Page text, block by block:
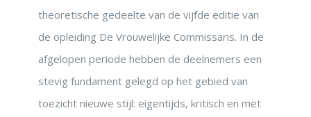
theoretische gedeelte van de vijfde editie van
de opleiding De Vrouwelijke Commissaris. In de
afgelopen periode hebben de deelnemers een
stevig fundament gelegd op het gebied van
toezicht nieuwe stijl: eigentijds, kritisch en met